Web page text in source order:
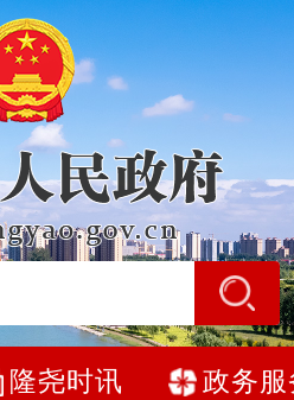
隆尧时讯 政务服